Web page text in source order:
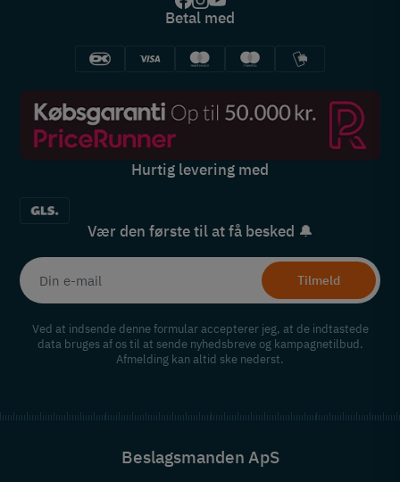
Betal med
Hurtig levering med
Vær den første til at få besked 🔔
Tilmeld
Ved at indsende denne formular accepterer jeg, at de indtastede
data bruges af os til at sende nyhedsbreve og kampagnetilbud.
Afmelding kan altid ske nederst.
Beslagsmanden ApS